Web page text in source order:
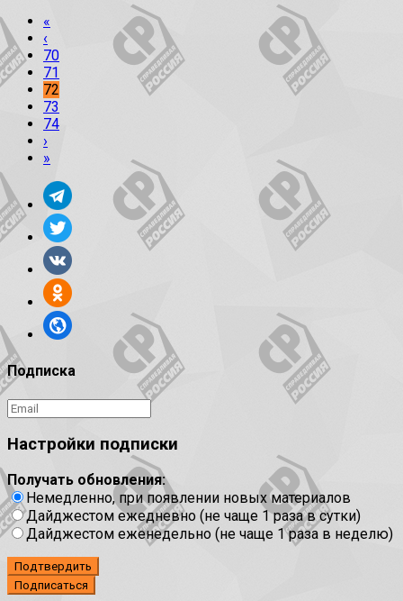
«
‹
70
71
72
73
74
›
»
Подписка
Настройки подписки
Получать обновления:
Немедленно, при появлении новых материалов
Дайджестом ежедневно (не чаще 1 раза в сутки)
Дайджестом еженедельно (не чаще 1 раза в неделю)
Подтвердить